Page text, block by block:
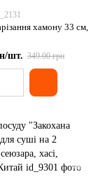
хамону 33 см,
шт. 349.00 грн